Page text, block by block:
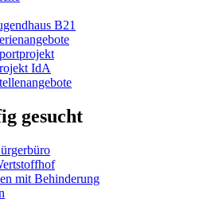
B21
IdA
gesucht
mit Behinderung